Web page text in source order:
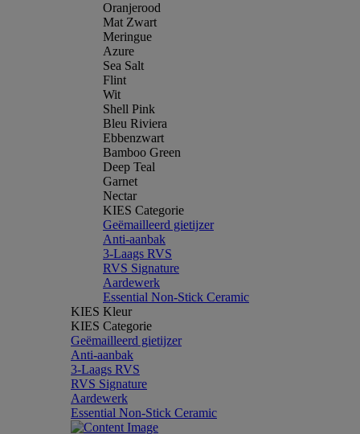
Oranjerood
Mat Zwart
Meringue
Azure
Sea Salt
Flint
Wit
Shell Pink
Bleu Riviera
Ebbenzwart
Bamboo Green
Deep Teal
Garnet
Nectar
KIES Categorie
Geëmailleerd gietijzer
Anti-aanbak
3-Laags RVS
RVS Signature
Aardewerk
Essential Non-Stick Ceramic
KIES Kleur
KIES Categorie
Geëmailleerd gietijzer
Anti-aanbak
3-Laags RVS
RVS Signature
Aardewerk
Essential Non-Stick Ceramic